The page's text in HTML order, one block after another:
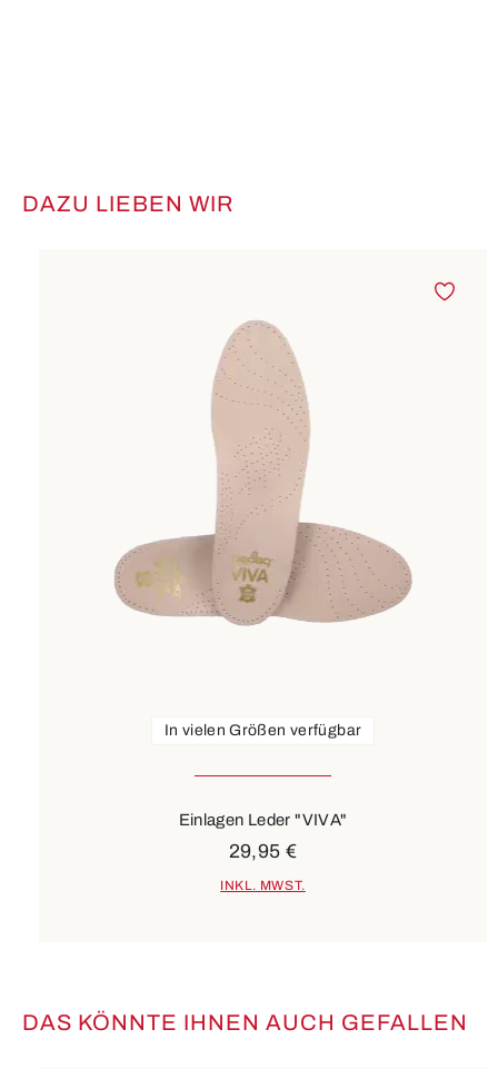
Produktgalerie überspringen
DAZU LIEBEN WIR
In vielen Größen verfügbar
Einlagen Leder "VIVA"
29,95 €
INKL. MWST.
Produktgalerie überspringen
DAS KÖNNTE IHNEN AUCH GEFALLEN